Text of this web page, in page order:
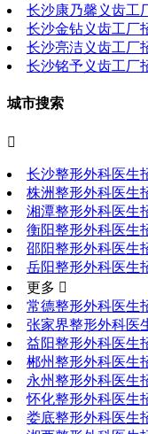
长沙康乃馨义齿工
长沙金钻义齿工厂
长沙亮洁义齿工厂
长沙铭予义齿工厂
城市搜索

长沙整形外科医生
株洲整形外科医生
湘潭整形外科医生
衡阳整形外科医生
邵阳整形外科医生
岳阳整形外科医生
更多 
常德整形外科医生
张家界整形外科医
益阳整形外科医生
郴州整形外科医生
永州整形外科医生
怀化整形外科医生
娄底整形外科医生